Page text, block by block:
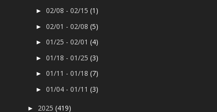
►02/08 - 02/15(1)
►02/01 - 02/08(5)
►01/25 - 02/01(4)
►01/18 - 01/25(3)
►01/11 - 01/18(7)
►01/04 - 01/11(3)
► 2025(419)